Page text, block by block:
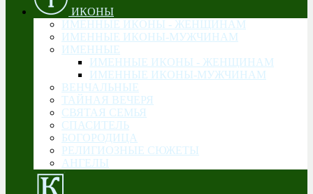
ИКОНЫ
ИМЕННЫЕ ИКОНЫ - ЖЕНЩИНАМ
ИМЕННЫЕ ИКОНЫ-МУЖЧИНАМ
ИМЕННЫЕ
ИМЕННЫЕ ИКОНЫ - ЖЕНЩИНАМ
ИМЕННЫЕ ИКОНЫ-МУЖЧИНАМ
ВЕНЧАЛЬНЫЕ
ТАЙНАЯ ВЕЧЕРЯ
СВЯТАЯ СЕМЬЯ
CПАСИТЕЛЬ
БОГОРОДИЦА
РЕЛИГИОЗНЫЕ СЮЖЕТЫ
АНГЕЛЫ